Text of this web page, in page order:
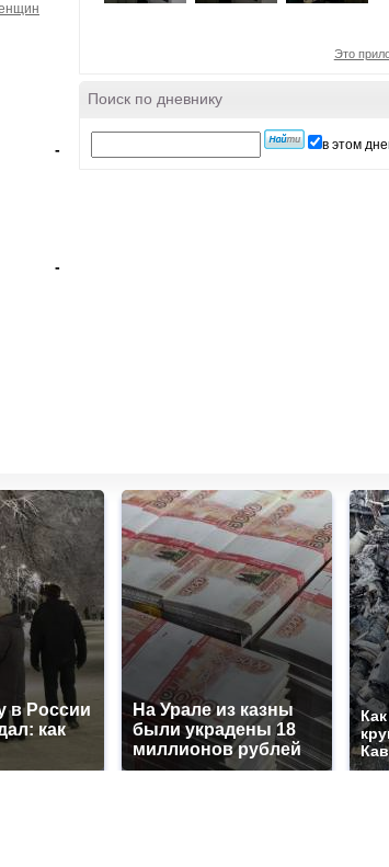
-
-
Это
Поиск по дневнику
в этом
в России
как
На Урале из казны
были украдены 18
миллионов рублей